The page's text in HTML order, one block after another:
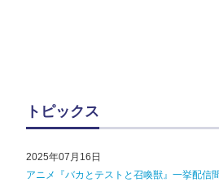
トピックス
2025年07月16日
アニメ『バカとテストと召喚獣』一挙配信